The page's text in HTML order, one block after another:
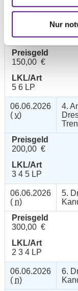
Nur
6 7 LP
06.06.2026
(v)
3.
Preisgeld
150,00 €
LKL/Art
5 6 LP
06.06.2026
( v)
4.
Preisgeld
200,00 €
LKL/Art
3 4 5 LP
06.06.2026
( n)
5.
Preisgeld
300,00 €
LKL/Art
2 3 4 LP
06.06.2026
( n)
6.